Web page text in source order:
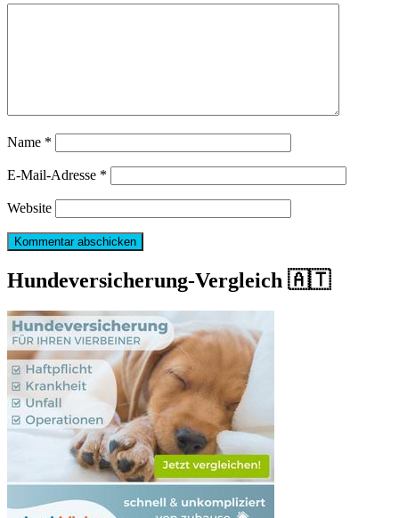
Name *
E-Mail-Adresse *
Website
Hundeversicherung-Vergleich 🇦🇹